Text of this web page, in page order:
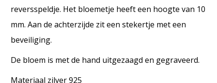
reversspeldje. Het bloemetje heeft een hoogte van 10
mm. Aan de achterzijde zit een stekertje met een
beveiliging.
De bloem is met de hand uitgezaagd en gegraveerd.
Materiaal zilver 925